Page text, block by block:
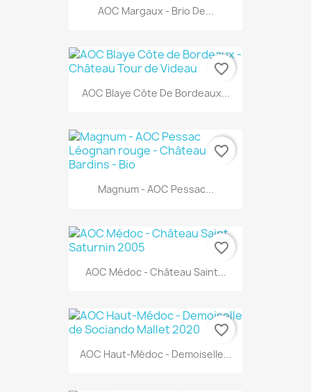
AOC Margaux - Brio De...
AOC Blaye Côte De Bordeaux...
favorite_border
Magnum - AOC Pessac...
favorite_border
AOC Médoc - Château Saint...
favorite_border
AOC Haut-Médoc - Demoiselle...
favorite_border